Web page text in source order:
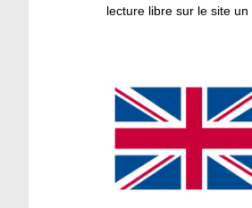
lecture libre sur le site